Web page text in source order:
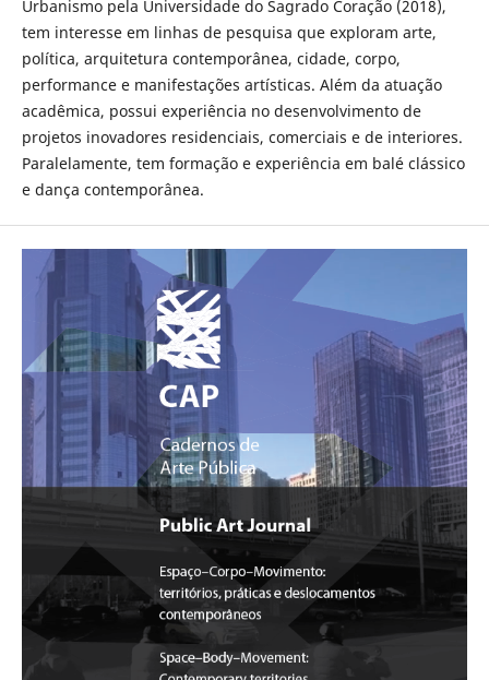
Urbanismo pela Universidade do Sagrado Coração (2018),
tem interesse em linhas de pesquisa que exploram arte,
política, arquitetura contemporânea, cidade, corpo,
performance e manifestações artísticas. Além da atuação
acadêmica, possui experiência no desenvolvimento de
projetos inovadores residenciais, comerciais e de interiores.
Paralelamente, tem formação e experiência em balé clássico
e dança contemporânea.